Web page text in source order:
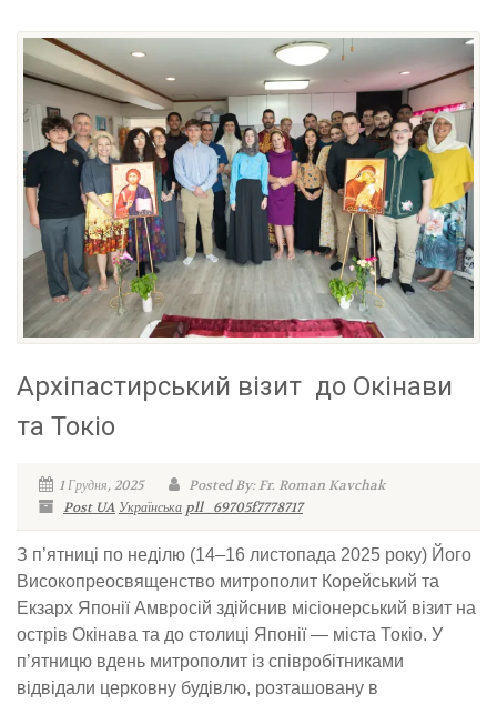
Архіпастирський візит до Окінави
та Токіо
1 Грудня, 2025
Posted By: Fr. Roman Kavchak
Post UA Українська pll_69705f7778717
З п’ятниці по неділю (14–16 листопада 2025 року) Його
Високопреосвященство митрополит Корейський та
Екзарх Японії Амвросій здійснив місіонерський візит на
острів Окінава та до столиці Японії — міста Токіо. У
п’ятницю вдень митрополит із співробітниками
відвідали церковну будівлю, розташовану в